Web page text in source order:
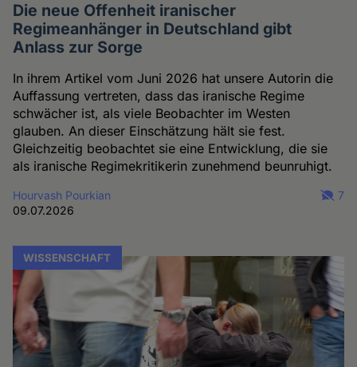
Die neue Offenheit iranischer
Regimeanhänger in Deutschland gibt
Anlass zur Sorge
In ihrem Artikel vom Juni 2026 hat unsere Autorin die
Auffassung vertreten, dass das iranische Regime
schwächer ist, als viele Beobachter im Westen
glauben. An dieser Einschätzung hält sie fest.
Gleichzeitig beobachtet sie eine Entwicklung, die sie
als iranische Regimekritikerin zunehmend beunruhigt.
Hourvash Pourkian
09.07.2026
7
WISSENSCHAFT